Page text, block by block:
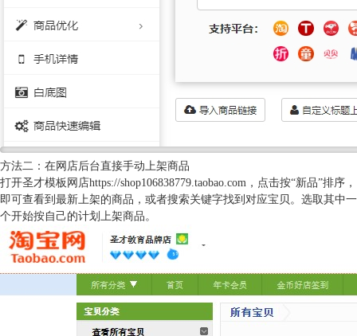
方法二：在网店后台直接手动上架商品
打开圣才模板网店https://shop106838779.taobao.com ，点击按“新品”排序，
即可查看到最新上架的商品，或者搜索关键字找到对应宝贝。选取其中一
个开始按自己的计划上架商品。